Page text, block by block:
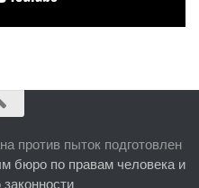
против пыток подготовлен
бюро по правам человека и